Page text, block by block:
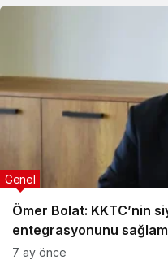
Ömer Bolat: KKTC’nin
entegrasyonunu
Genel
7 ay önce